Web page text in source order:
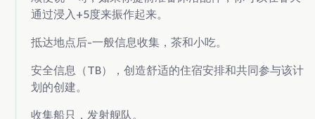
通过浸入+5度来振作起来。
抵达地点后-一般信息收集，茶和小吃。
安全信息（TB），创造舒适的住宿安排和共同参与该计
划的创建。
收集船只，发射舰队。